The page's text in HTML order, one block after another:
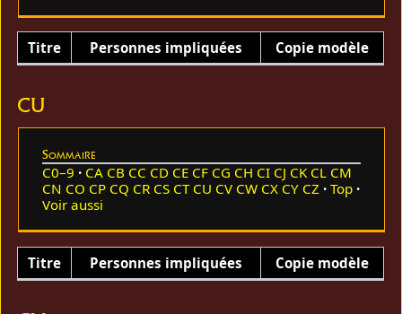
Titre Personnes impliquées Copie modèle
CU
Sommaire
C0–9 CA CB CC CD CE CF CG CH CI CJ CK CL CM
CN CO CP CQ CR CS CT CU CV CW CX CY CZ
Top
Voir aussi
Titre Personnes impliquées Copie modèle